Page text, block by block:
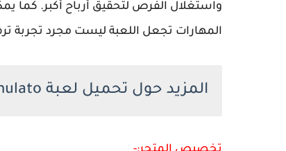
واستغلال الفرص لتحقيق أرباح أكبر. كما
المهارات تجعل اللعبة ليست مجرد تجربة
المزيد حول تحميل لعبة TCG Card Shop Simulato للكمبيوتر